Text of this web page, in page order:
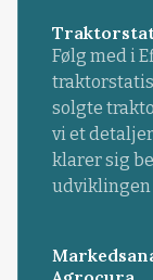
Følg med i
solgte
vi et
klarer sig
udviklingen